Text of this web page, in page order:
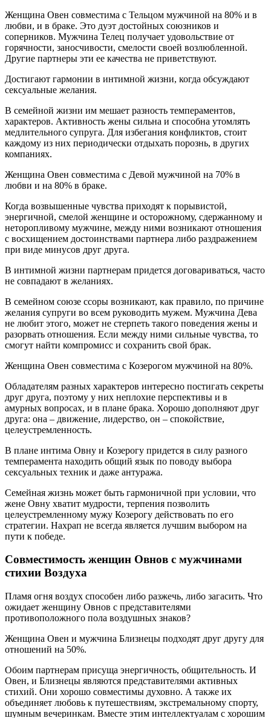
Женщина Овен совместима с Тельцом мужчиной на 80% и в
любви, и в браке. Это дуэт достойных союзников и
соперников. Мужчина Телец получает удовольствие от
горячности, заносчивости, смелости своей возлюбленной.
Другие партнеры эти ее качества не приветствуют.
Достигают гармонии в интимной жизни, когда обсуждают
сексуальные желания.
В семейной жизни им мешает разность темпераментов,
характеров. Активность жены сильна и способна утомлять
медлительного супруга. Для избегания конфликтов, стоит
каждому из них периодически отдыхать порознь, в других
компаниях.
Женщина Овен совместима с Девой мужчиной на 70% в
любви и на 80% в браке.
Когда возвышенные чувства приходят к порывистой,
энергичной, смелой женщине и осторожному, сдержанному и
неторопливому мужчине, между ними возникают отношения
с восхищением достоинствами партнера либо раздражением
при виде минусов друг друга.
В интимной жизни партнерам придется договариваться, часто
не совпадают в желаниях.
В семейном союзе ссоры возникают, как правило, по причине
желания супруги во всем руководить мужем. Мужчина Дева
не любит этого, может не стерпеть такого поведения жены и
разорвать отношения. Если между ними сильные чувства, то
смогут найти компромисс и сохранить свой брак.
Женщина Овен совместима с Козерогом мужчиной на 80%.
Обладателям разных характеров интересно постигать секреты
друг друга, поэтому у них неплохие перспективы и в
амурных вопросах, и в плане брака. Хорошо дополняют друг
друга: она – движение, лидерство, он – спокойствие,
целеустремленность.
В плане интима Овну и Козерогу придется в силу разного
темперамента находить общий язык по поводу выбора
сексуальных техник и даже антуража.
Семейная жизнь может быть гармоничной при условии, что
жене Овну хватит мудрости, терпения позволить
целеустремленному мужу Козерогу действовать по его
стратегии. Нахрап не всегда является лучшим выбором на
пути к победе.
Совместимость женщин Овнов с мужчинами
стихии Воздуха
Пламя огня воздух способен либо разжечь, либо загасить. Что
ожидает женщину Овнов с представителями
противоположного пола воздушных знаков?
Женщина Овен и мужчина Близнецы подходят друг другу для
отношений на 50%.
Обоим партнерам присуща энергичность, общительность. И
Овен, и Близнецы являются представителями активных
стихий. Они хорошо совместимы духовно. А также их
объединяет любовь к путешествиям, экстремальному спорту,
шумным вечеринкам. Вместе этим интеллектуалам с хорошим